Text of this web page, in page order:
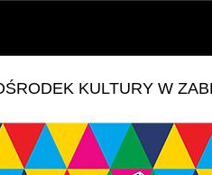
KULTURY W